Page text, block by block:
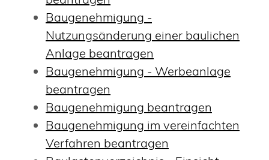
Baugenehmigung -
Nutzungsänderung einer baulichen
Anlage beantragen
Baugenehmigung - Werbeanlage
beantragen
Baugenehmigung beantragen
Baugenehmigung im vereinfachten
Verfahren beantragen